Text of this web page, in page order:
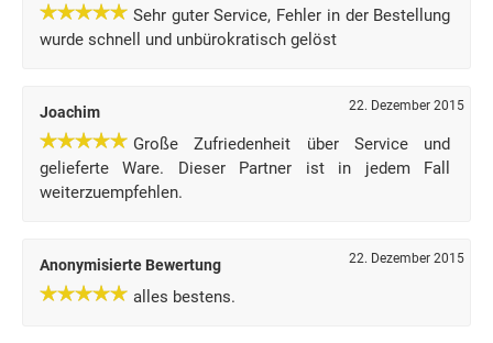
Sehr guter Service, Fehler in der Bestellung
wurde schnell und unbürokratisch gelöst
Joachim 22. Dezember 2015
Große Zufriedenheit über Service und
gelieferte Ware. Dieser Partner ist in jedem Fall
weiterzuempfehlen.
Anonymisierte Bewertung 22. Dezember 2015
alles bestens.